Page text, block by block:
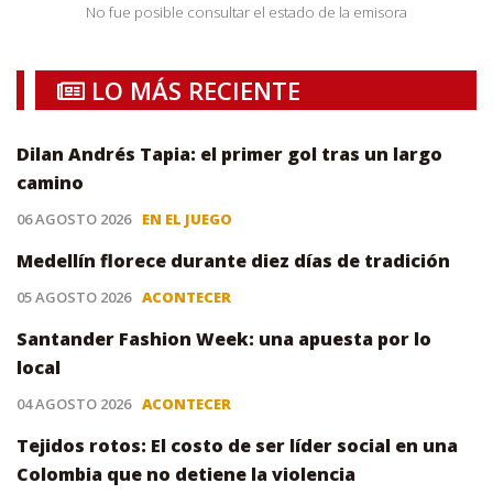
No fue posible consultar el estado de la emisora
LO MÁS RECIENTE
Dilan Andrés Tapia: el primer gol tras un largo
camino
06 AGOSTO 2026 EN EL JUEGO
Medellín florece durante diez días de tradición
05 AGOSTO 2026 ACONTECER
Santander Fashion Week: una apuesta por lo
local
04 AGOSTO 2026 ACONTECER
Tejidos rotos: El costo de ser líder social en una
Colombia que no detiene la violencia